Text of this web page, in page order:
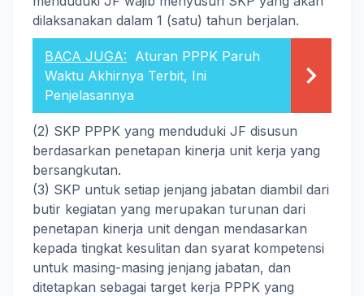
dilaksanakan dalam 1 (satu) tahun berjalan.
BACA JUGA: Aturan PPPK Paruh
Waktu Akhirnya Terbit, Ini
Penjelasannya
(2) SKP PPPK yang menduduki JF disusun
berdasarkan penetapan kinerja unit kerja yang
bersangkutan.
(3) SKP untuk setiap jenjang jabatan diambil dari
butir kegiatan yang merupakan turunan dari
penetapan kinerja unit dengan mendasarkan
kepada tingkat kesulitan dan syarat kompetensi
untuk masing-masing jenjang jabatan, dan
ditetapkan sebagai target kerja PPPK yang